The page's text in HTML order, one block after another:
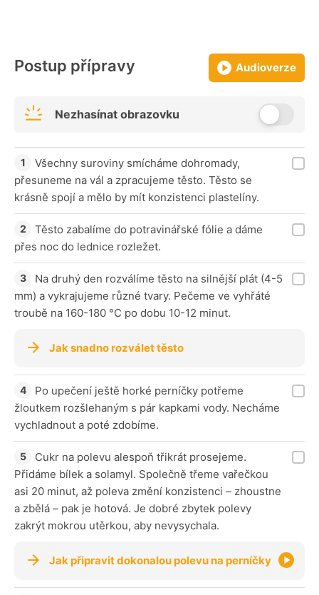
Postup přípravy Audioverze
Nezhasínat obrazovku
Všechny suroviny smícháme dohromady,
přesuneme na vál a zpracujeme těsto. Těsto se
krásně spojí a mělo by mít konzistenci plastelíny.
Těsto zabalíme do potravinářské fólie a dáme
přes noc do lednice rozležet.
Na druhý den rozválíme těsto na silnější plát (4-5
mm) a vykrajujeme různé tvary. Pečeme ve vyhřáté
troubě na 160-180 °C po dobu 10-12 minut.
Jak snadno rozválet těsto
Po upečení ještě horké perníčky potřeme
žloutkem rozšlehaným s pár kapkami vody. Necháme
vychladnout a poté zdobíme.
Cukr na polevu alespoň třikrát prosejeme.
Přidáme bílek a solamyl. Společně třeme vařečkou
asi 20 minut, až poleva změní konzistenci – zhoustne
a zbělá – pak je hotová. Je dobré zbytek polevy
zakrýt mokrou utěrkou, aby nevysychala.
Jak připravit dokonalou polevu na perníčky